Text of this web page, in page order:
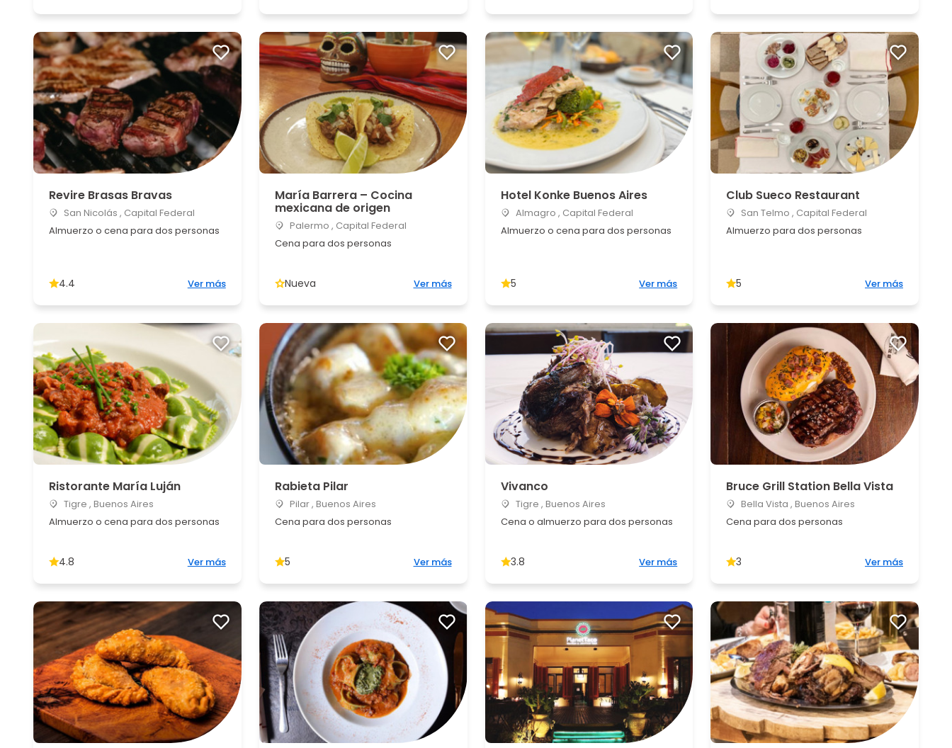
Revire Brasas Bravas
San Nicolás , Capital Federal
Almuerzo o cena para dos personas
4.4 Ver más
María Barrera – Cocina
mexicana de origen
Palermo , Capital Federal
Cena para dos personas
Nueva Ver más
Hotel Konke Buenos Aires
Almagro , Capital Federal
Almuerzo o cena para dos personas
5 Ver más
Club Sueco Restaurant
San Telmo , Capital Federal
Almuerzo para dos personas
5 Ver más
Ristorante María Luján
Tigre , Buenos Aires
Almuerzo o cena para dos personas
4.8 Ver más
Rabieta Pilar
Pilar , Buenos Aires
Cena para dos personas
5 Ver más
Vivanco
Tigre , Buenos Aires
Cena o almuerzo para dos personas
3.8 Ver más
Bruce Grill Station Bella Vista
Bella Vista , Buenos Aires
Cena para dos personas
3 Ver más